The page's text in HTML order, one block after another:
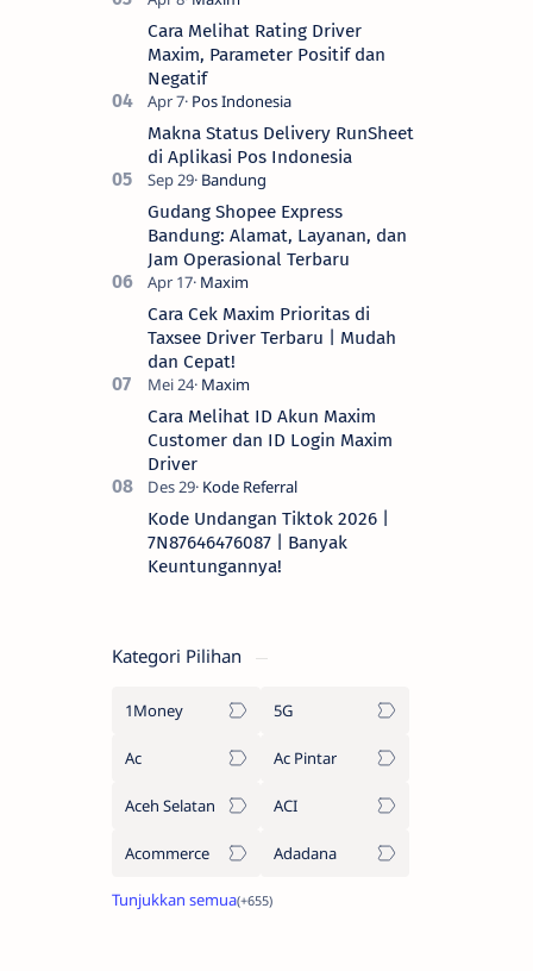
Cara Melihat Rating Driver
Maxim, Parameter Positif dan
Negatif
Makna Status Delivery RunSheet
di Aplikasi Pos Indonesia
Gudang Shopee Express
Bandung: Alamat, Layanan, dan
Jam Operasional Terbaru
Cara Cek Maxim Prioritas di
Taxsee Driver Terbaru | Mudah
dan Cepat!
Cara Melihat ID Akun Maxim
Customer dan ID Login Maxim
Driver
Kode Undangan Tiktok 2026 |
7N87646476087 | Banyak
Keuntungannya!
Kategori Pilihan
1Money 5G
Ac Ac Pintar
Aceh Selatan ACI
Acommerce Adadana